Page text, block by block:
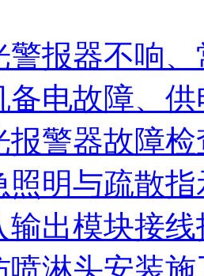
警报器不响
备电故障、
报警器故障
照明与疏散
输出模块接